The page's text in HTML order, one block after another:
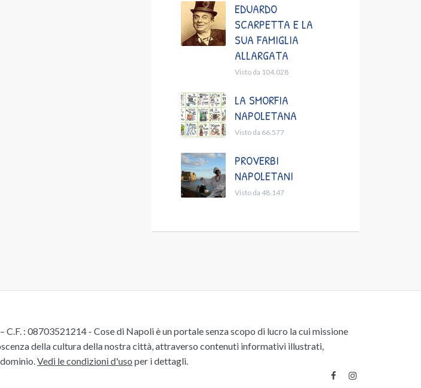
EDUARDO
SCARPETTA E LA
SUA FAMIGLIA
ALLARGATA
Visto da 104.028
LA SMORFIA
NAPOLETANA
Visto da 66.577
PROVERBI
NAPOLETANI
Visto da 48.147
: 08703521214 - Cose di Napoli è un portale senza scopo di lucro la cui missione
della cultura della nostra città, attraverso contenuti informativi illustrati,
Vedi le condizioni d'uso per i dettagli.